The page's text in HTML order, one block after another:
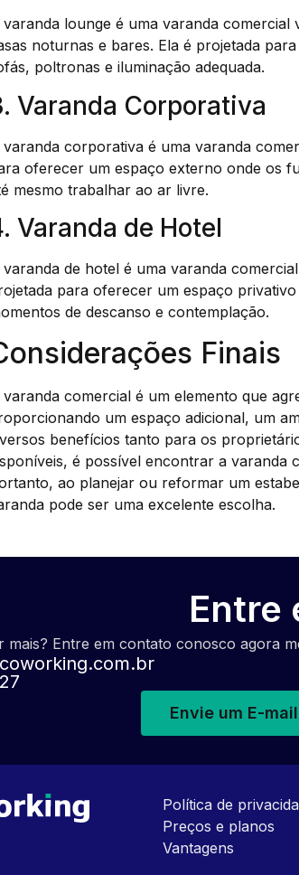
varanda lounge é uma varanda
noturnas e bares. Ela é projetada
poltronas e iluminação adequada.
Varanda Corporativa
varanda corporativa é uma varanda
oferecer um espaço externo onde os
mesmo trabalhar ao ar livre.
Varanda de Hotel
varanda de hotel é uma varanda
para oferecer um espaço
de descanso e contemplação.
Finais
varanda comercial é um elemento que
um espaço adicional, um
benefícios tanto para os
é possível encontrar a varanda
ao planejar ou reformar um
pode ser uma excelente escolha.
Entre
mais? Entre em contato conosco agora
Envie um E-mail
Política de
Preços e planos
Vantagens